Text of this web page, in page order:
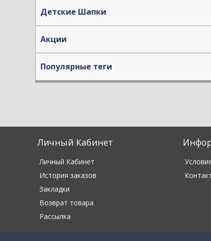
Детские Шапки
Акции
Популярные теги
Личный Кабинет
Личный Кабинет
История заказов
Закладки
Возврат товара
Рассылка